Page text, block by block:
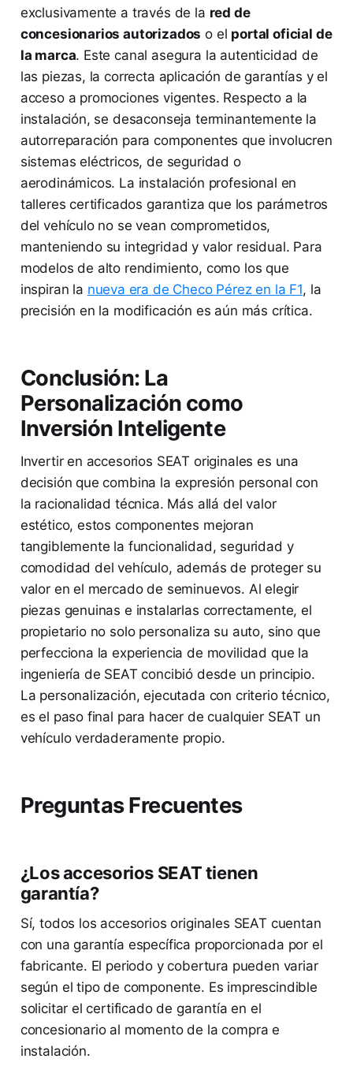
exclusivamente a través de la red de
concesionarios autorizados o el portal oficial de
la marca. Este canal asegura la autenticidad de
las piezas, la correcta aplicación de garantías y el
acceso a promociones vigentes. Respecto a la
instalación, se desaconseja terminantemente la
autorreparación para componentes que involucren
sistemas eléctricos, de seguridad o
aerodinámicos. La instalación profesional en
talleres certificados garantiza que los parámetros
del vehículo no se vean comprometidos,
manteniendo su integridad y valor residual. Para
modelos de alto rendimiento, como los que
inspiran la nueva era de Checo Pérez en la F1, la
precisión en la modificación es aún más crítica.
Conclusión: La
Personalización como
Inversión Inteligente
Invertir en accesorios SEAT originales es una
decisión que combina la expresión personal con
la racionalidad técnica. Más allá del valor
estético, estos componentes mejoran
tangiblemente la funcionalidad, seguridad y
comodidad del vehículo, además de proteger su
valor en el mercado de seminuevos. Al elegir
piezas genuinas e instalarlas correctamente, el
propietario no solo personaliza su auto, sino que
perfecciona la experiencia de movilidad que la
ingeniería de SEAT concibió desde un principio.
La personalización, ejecutada con criterio técnico,
es el paso final para hacer de cualquier SEAT un
vehículo verdaderamente propio.
Preguntas Frecuentes
¿Los accesorios SEAT tienen
garantía?
Sí, todos los accesorios originales SEAT cuentan
con una garantía específica proporcionada por el
fabricante. El periodo y cobertura pueden variar
según el tipo de componente. Es imprescindible
solicitar el certificado de garantía en el
concesionario al momento de la compra e
instalación.